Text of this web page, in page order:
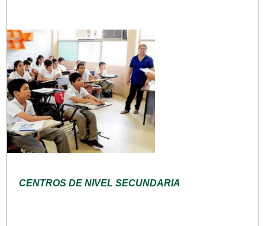
CENTROS DE NIVEL SECUNDARIA